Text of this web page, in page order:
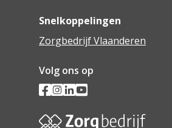
Snelkoppelingen
Zorgbedrijf Vlaanderen
Volg ons op